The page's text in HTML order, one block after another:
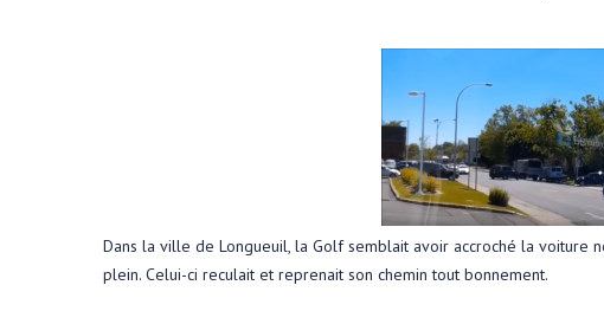
Dans la ville de Longueuil, la Golf semblait avoir accroché la voiture
plein. Celui-ci reculait et reprenait son chemin tout bonnement.